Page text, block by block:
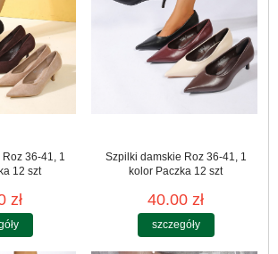
36-41, 1
12 szt
zł
Szpilki damskie Roz 36-41, 1
kolor Paczka 12 szt
40.00 zł
szczegóły